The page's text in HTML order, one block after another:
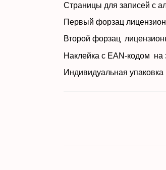
Страницы для
Первый форзац
Второй форзац
Наклейка с EAN-кодом
Индивидуальная